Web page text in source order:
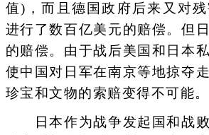
值)，而且德国政府后来又对
进行了数百亿美元的赔偿。但
的赔偿。由于战后美国和日本
使中国对日军在南京等地掠夺
珍宝和文物的索赔变得不可能。
日本作为战争发起国和战败